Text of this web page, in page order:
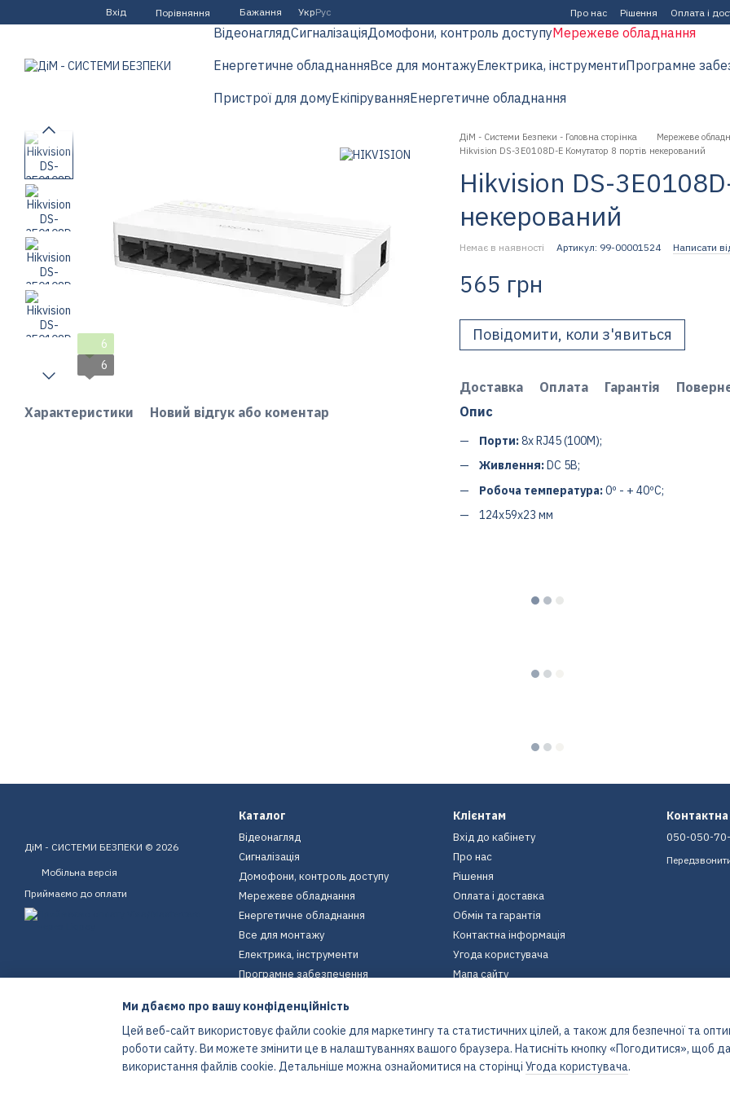
Перейти до основного контенту
Вхід Порівняння Бажання УкрРус Про нас Рішення Оплата і
ВідеонаглядСигналізаціяДомофони, контроль доступуМережеве обладнання
Енергетичне обладнанняВсе для монтажуЕлектрика, інструментиПрограмне
Пристрої для домуЕкіпіруванняЕнергетичне обладнання
6
6
Характеристики Новий відгук або коментар
ДіМ - Системи Безпеки - Головна сторінка
Мережеве
Hikvision DS-3E0108D-E Комутатор 8 портів некерований
Hikvision DS-
некерований
Немає в наявності Артикул: 99-00001524 Написати
565 грн
Повідомити, коли з'явиться
Доставка Оплата Гарантія
Опис
Порти:8x RJ45 (100M);
Живлення:DC 5В;
Робоча температура:0º - + 40ºC;
124x59x23 мм
ДіМ - СИСТЕМИ БЕЗПЕКИ © 2026
Мобільна версія
Приймаємо до оплати
Інтернет-магазин створений з Хорошоп
Каталог
Відеонагляд
Сигналізація
Домофони, контроль доступу
Мережеве обладнання
Енергетичне обладнання
Все для монтажу
Електрика, інструменти
Програмне забезпечення
Екіпірування
Енергетичне обладнання
Клієнтам
Вхід до кабінету
Про нас
Рішення
Оплата і доставка
Обмін та гарантія
Контактна інформація
Угода користувача
Мапа сайту
050-050-
Ми дбаємо про вашу конфіденційність
Цей веб-сайт використовує файли cookie для маркетингу та статистичних цілей, а також для безпечної та
роботи сайту. Ви можете змінити це в налаштуваннях вашого браузера. Натисніть кнопку «Погодитися», щоб
використання файлів cookie. Детальніше можна ознайомитися на сторінці Угода користувача.